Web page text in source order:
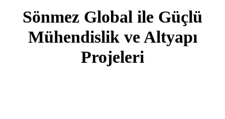
Sönmez Global ile Güçlü
Mühendislik ve Altyapı
Projeleri